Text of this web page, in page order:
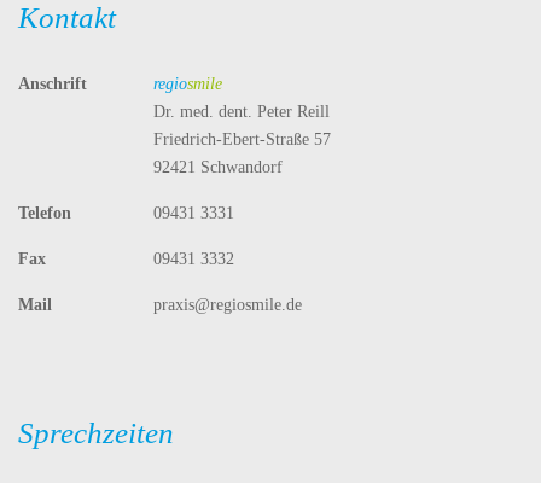
Kontakt
Anschrift regiosmile
Dr. med. dent. Peter Reill
Friedrich-Ebert-Straße 57
92421 Schwandorf
Telefon 09431 3331
Fax 09431 3332
Mail praxis@regiosmile.de
Sprechzeiten